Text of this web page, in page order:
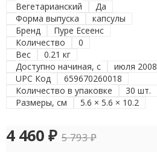
Вегетарианский
Да
Форма выпуска
капсулы
Бренд
Пуре Есеенс
Количество
0
Вес
0.21 кг
Доступно начиная, с
июля 2008
UPC Код
659670260018
Количество в упаковке
30 шт.
Размеры, см
5.6 × 5.6 × 10.2
4 460 ₽ 5 793₽